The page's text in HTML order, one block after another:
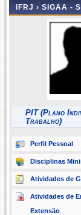
IFRJ › SIGAA -
PIT (Plano
Trabalho)
Perfil Pessoal
Disciplinas
Atividades de
Atividades de
Extensão